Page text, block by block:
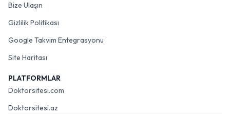
Bize Ulaşın
Gizlilik Politikası
Google Takvim Entegrasyonu
Site Haritası
PLATFORMLAR
Doktorsitesi.com
Doktorsitesi.az